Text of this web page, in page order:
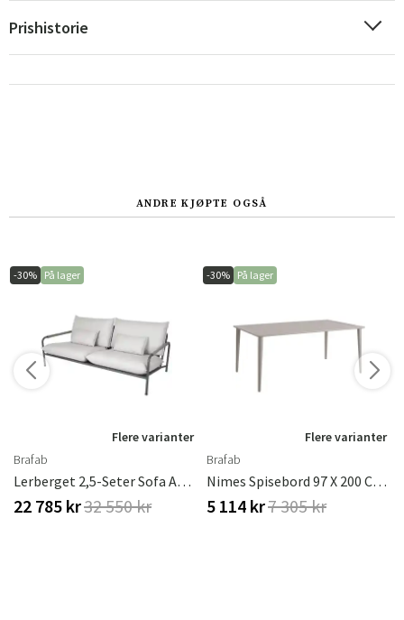
Prishistorie
ANDRE KJØPTE OGSÅ
-30% På lager
Flere varianter
Brafab
Lerberget 2,5-Seter Sofa Antrasitt/Ash Brafab
22 785 kr32 550 kr
-30% På lager
Flere varianter
Brafab
Nimes Spisebord 97 X 200 Cm Kaki Brafab
5 114 kr7 305 kr